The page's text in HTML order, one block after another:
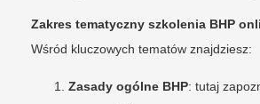
Zakres tematyczny szkolenia BHP
Wśród kluczowych tematów znajdziesz:
Zasady ogólne BHP: tutaj